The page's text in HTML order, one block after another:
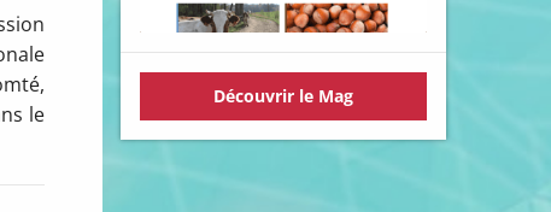
le
Découvrir le Mag